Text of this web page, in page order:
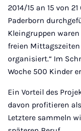
2014/15 an 15 von
Paderborn
Kleingruppen
freien Mittagszeiten
organisiert.“ Im
Woche 500 Kinder
Ein Vorteil des
davon profitieren
Letztere sammeln